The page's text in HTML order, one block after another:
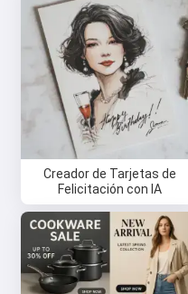
Creador de Tarjetas de
Felicitación con IA